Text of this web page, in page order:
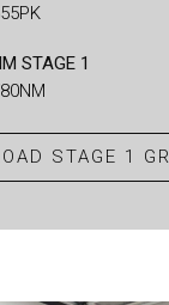
STAGE 1
STAGE 1